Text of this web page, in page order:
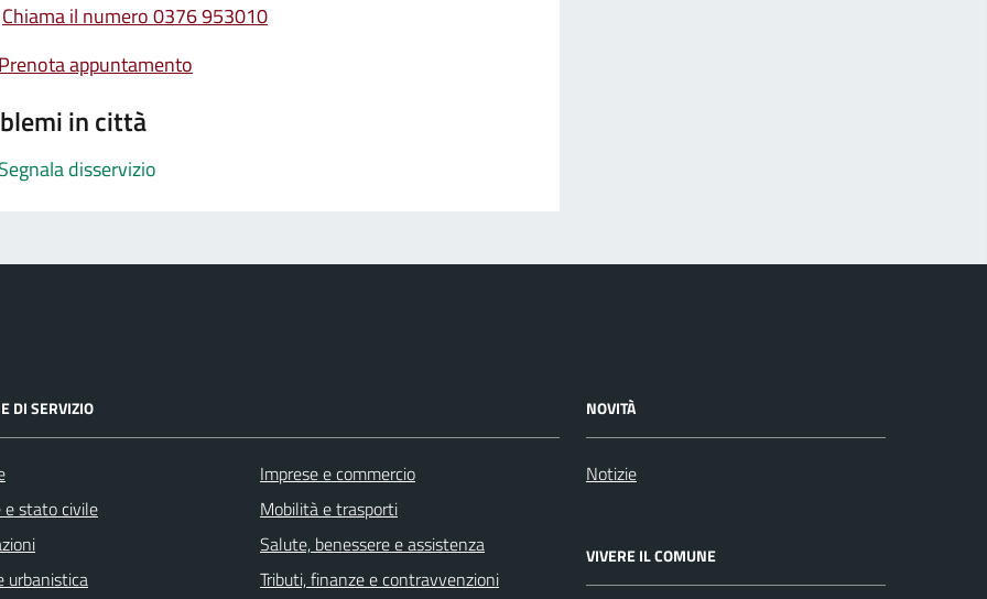
Chiama il numero 0376 953010
Prenota appuntamento
in città
Segnala disservizio
DI SERVIZIO
e stato civile
urbanistica
Imprese e commercio
Mobilità e trasporti
Salute, benessere e assistenza
Tributi, finanze e contravvenzioni
NOVITÀ
Notizie
VIVERE IL COMUNE